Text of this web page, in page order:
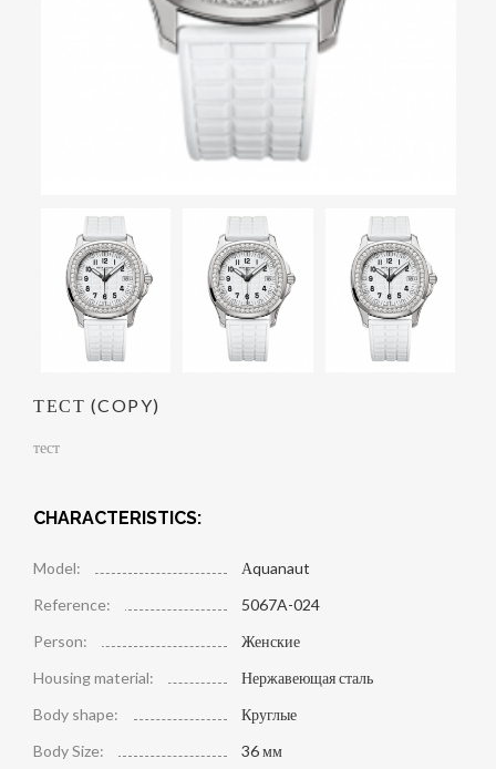
ТЕСТ (COPY)
тест
CHARACTERISTICS:
Model:
Аquanaut
Reference:
5067A-024
Person:
Женские
Housing material:
Нержавеющая сталь
Body shape:
Круглые
Body Size:
36 мм